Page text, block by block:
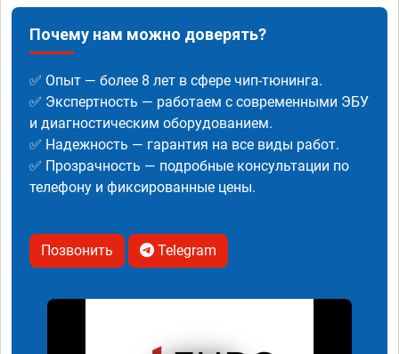
Почему нам можно доверять?
✅ Опыт — более 8 лет в сфере чип-тюнинга.
✅ Экспертность — работаем с современными ЭБУ
и диагностическим оборудованием.
✅ Надежность — гарантия на все виды работ.
✅ Прозрачность — подробные консультации по
телефону и фиксированные цены.
Позвонить Telegram